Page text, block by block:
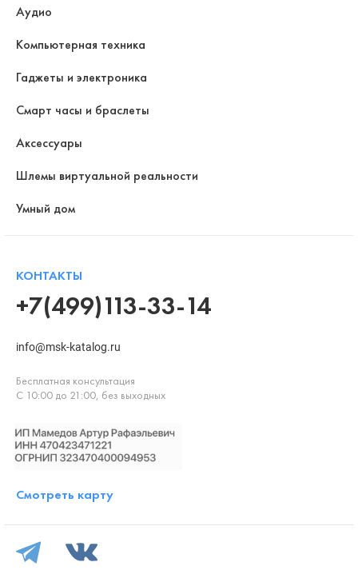
Аудио
Компьютерная техника
Гаджеты и электроника
Смарт часы и браслеты
Аксессуары
Шлемы виртуальной реальности
Умный дом
КОНТАКТЫ
+7(499)113-33-14
info@msk-katalog.ru
Бесплатная консультация
С 10:00 до 21:00, без выходных
Смотреть карту